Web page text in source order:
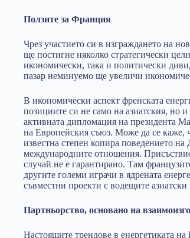
Ползите за Франция
Чрез участието си в изграждането на
ще постигне няколко стратегически
икономически, така и политически
пазар неминуемо ще увеличи
В икономически аспект френската
позициите си не само на азиатския, но
активната дипломация на президента
на Европейския съюз. Може да се каже,
известна степен копира поведението
международните отношения.
случай не е гарантирано. Там
другите големи играчи в ядрената
съвместни проекти с водещите
Партньорство, основано на
Настоящите трендове в енергетиката